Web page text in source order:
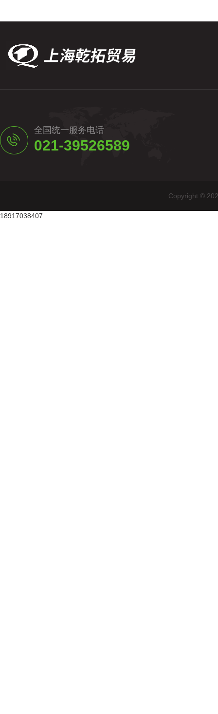
全国统一服务电话
021-39526589
Copyright ©
18917038407